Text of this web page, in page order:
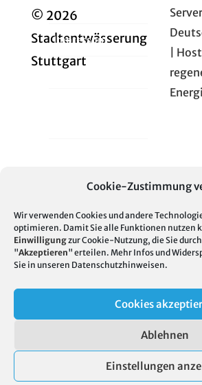
Cookie-Zustimmung
Wir verwenden Cookies und andere
optimieren. Damit Sie alle Funktionen nutzen
Einwilligungzur Cookie-Nutzung, die Sie
"Akzeptieren" erteilen. Mehr Infos und
Sie in unseren Datenschutzhinweisen.
Cookies
Ablehnen
Einstellungen
Glossar
Impressum
Datenschutz
© 2026
Stadtentwässerung
Stuttgart
|